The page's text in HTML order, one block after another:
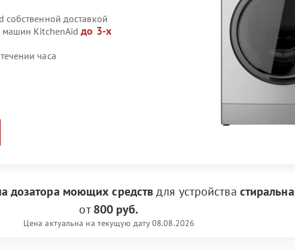
доставкой
машин KitchenAidдо 3-х
часа
дозатора моющих средствдля устройства
от800 руб.
Цена актуальна на текущую дату 08.08.2026